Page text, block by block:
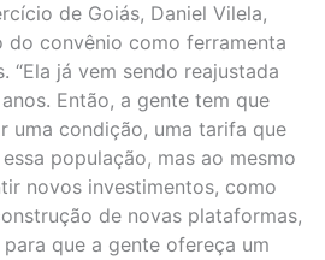
de Goiás, Daniel Vilela,
do convênio como ferramenta
“Ela já vem sendo reajustada
Então, a gente tem que
uma condição, uma tarifa que
população, mas ao mesmo
novos investimentos, como
de novas plataformas,
que a gente ofereça um